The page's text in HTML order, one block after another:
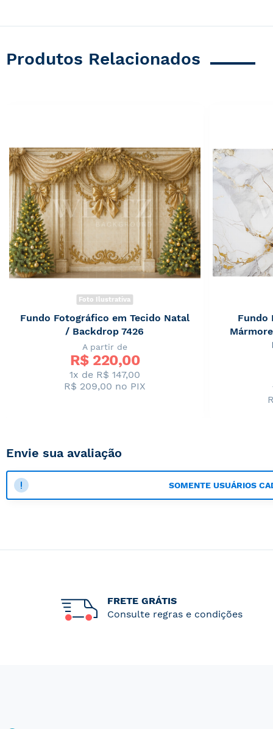
Produtos Relacionados
Foto Ilustrativa
Fundo Fotográfico em Tecido Natal
/ Backdrop 7426
A partir de
R$ 220,00
1x de R$ 147,00
R$ 209,00 no PIX
Fundo
Envie sua avaliação
SOMENTE USUÁRIOS
FRETE GRÁTIS
Consulte regras e condições